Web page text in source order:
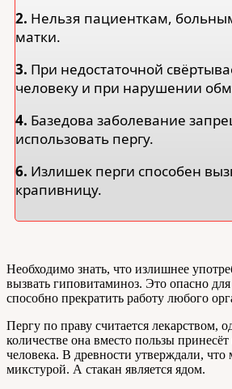
2. Нельзя пациенткам,
матки.
3. При недостаточной
человеку и при нарушении
4. Базедова заболевание
использовать пергу.
6. Излишек перги способен
крапивницу.
Необходимо знать, что излишнее
вызвать гиповитаминоз. Это опасно для
способно прекратить работу любого
Пергу по праву считается лекарством,
количестве она вместо пользы
человека. В древности утверждали, что
микстурой. А стакан является ядом.